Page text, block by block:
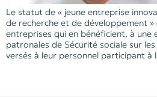
Le statut de « jeune entreprise
de recherche et de développement
entreprises qui en bénéficient, à une
patronales de Sécurité sociale sur
versés à leur personnel participant à